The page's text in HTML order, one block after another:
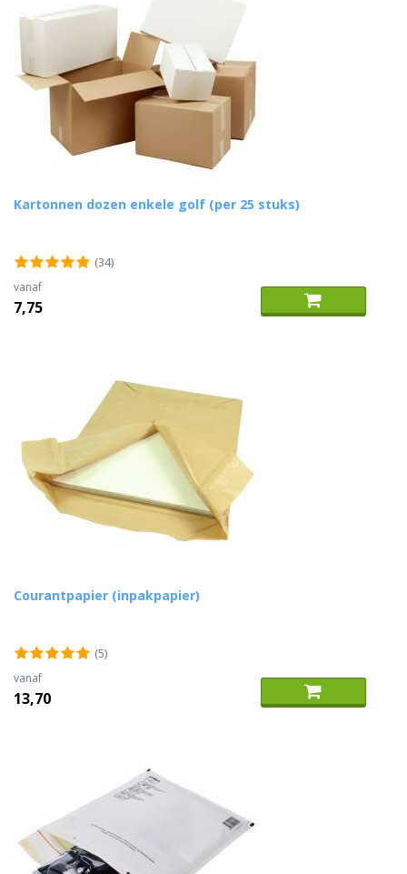
Kartonnen dozen enkele golf (per 25 stuks)
(34)
vanaf
7,75
Courantpapier (inpakpapier)
(5)
vanaf
13,70